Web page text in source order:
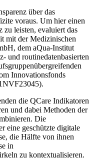
über das
voraus. Um hier einen
zu leisten, evaluiert das
mit der Medizinischen
dem aQua-Institut
und routinedatenbasierten
Innovationsfonds
die QCare Indikatoren
und dabei Methoden der
Die
eine geschützte digitale
die Hälfte von ihnen
in
zu kontextualisieren.